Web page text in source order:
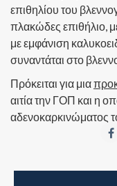
επιθηλίου του
πλακώδες επιθήλιο,
με εμφάνιση
συναντάται στο
Πρόκειται για μια
αιτία την ΓΟΠ και η
αδενοκαρκινώματος